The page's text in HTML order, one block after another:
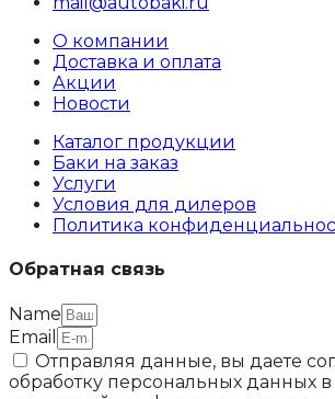
О компании
Доставка и оплата
Акции
Новости
Каталог продукции
Баки на заказ
Услуги
Условия для дилеров
Политика
Обратная связь
Name
Email
Отправляя данные, вы даете
обработку персональных данных в